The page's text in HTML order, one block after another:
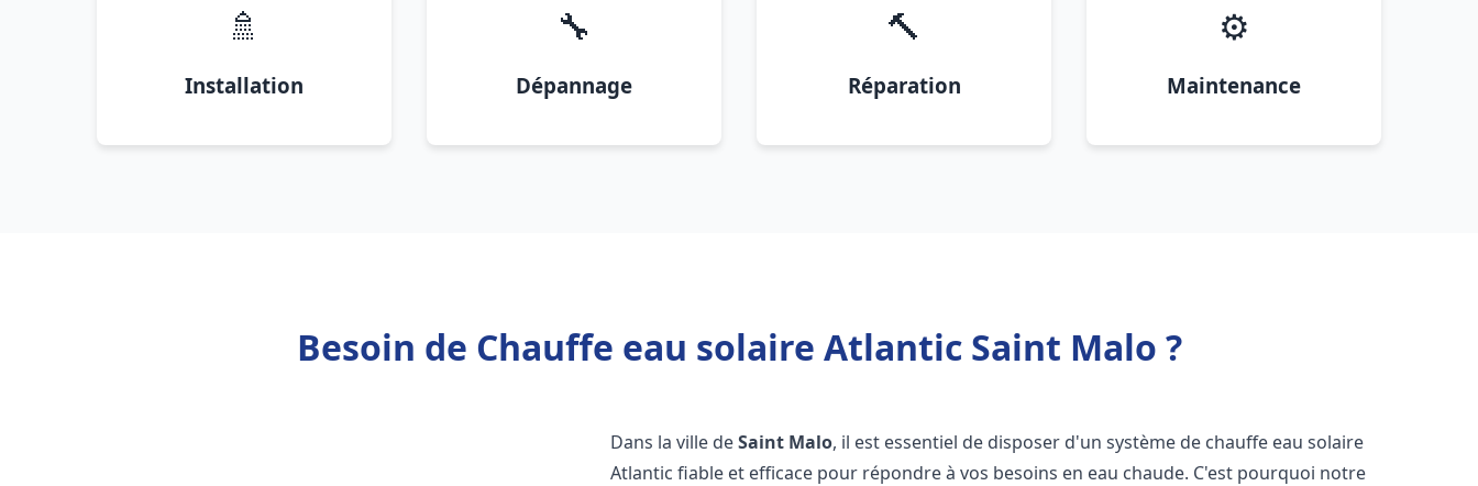
🚿
Installation
🔧
Dépannage
🔨
Réparation
⚙️
Maintenance
Besoin de Chauffe eau solaire Atlantic Saint Malo ?
Dans la ville deSaint Malo, il est essentiel de disposer d'un système de chauffe eau solaire
Atlantic fiable et efficace pour répondre à vos besoins en eau chaude. C'est pourquoi notre